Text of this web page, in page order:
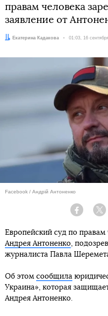
правам человека
заявление от
Автор:Екатерина Кадакова Дата:
01:03, 16
Facebook / Андрій Антоненко
Facebook
Европейский суд по правам
Андрея Антоненко,
журналиста Павла
Об этом сообщила
Украина», которая
Андрея Антоненко.